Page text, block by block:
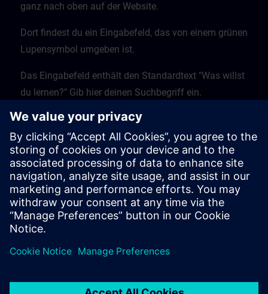
ganz nach oben auf der Website.
Dort findest du ein Eingabefeld, das von einem grünen
Lupensymbol umgeben ist.
Das Eingabefeld enthält den Standardtext "Was willst
du lernen?" Gib hier deinen Suchbegriff ein.
Klicke auf die Lupe, um den Suchvorgang zu starten.